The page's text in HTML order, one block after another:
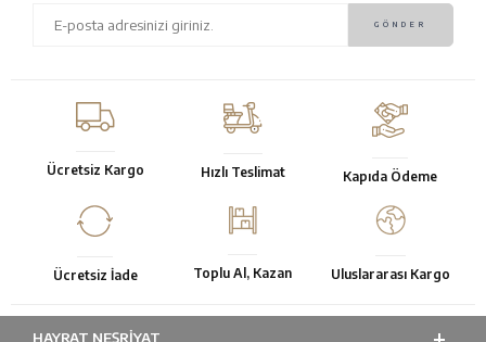
Ücretsiz Kargo Hızlı Teslimat Kapıda Ödeme
Ücretsiz İade Toplu Al, Kazan Uluslararası Kargo
HAYRAT NEŞRIYAT